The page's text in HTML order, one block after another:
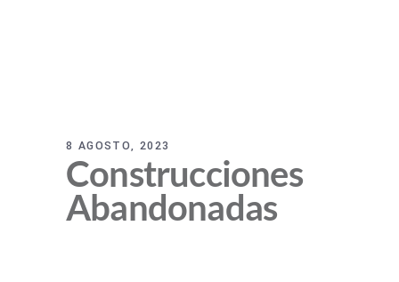
8 AGOSTO, 2023
Construcciones
Abandonadas